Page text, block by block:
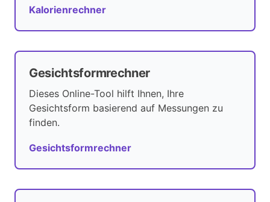
Kalorienrechner
Gesichtsformrechner
Dieses Online-Tool hilft Ihnen, Ihre
Gesichtsform basierend auf Messungen zu
finden.
Gesichtsformrechner